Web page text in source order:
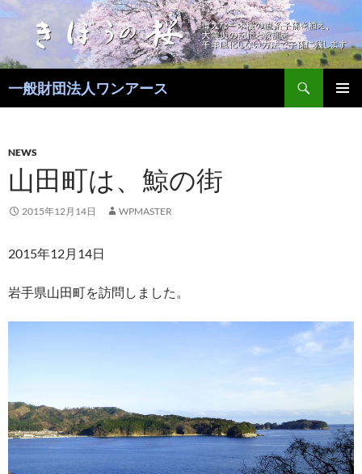
コ
ン
ツ
へ
一般財団法人ワンアース
NEWS
山田町は、鯨の街
2015年12月14日 WPMASTER
2015年12月14日
岩手県山田町を訪問しました。